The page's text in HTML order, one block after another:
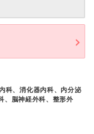
科、消化器内科、内分泌
、脳神経外科、整形外